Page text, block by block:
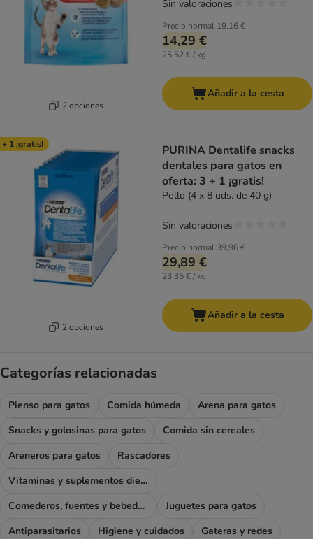
2 opciones
Precio normal 19,16 €
14,29 €
25,52 € / kg
Sin valoraciones
Añadir a la cesta
+ 1 ¡gratis!
2 opciones
PURINA Dentalife snacks
dentales para gatos en
oferta: 3 + 1 ¡gratis!
Pollo (4 x 8 uds. de 40 g)
Precio normal 39,96 €
29,89 €
23,35 € / kg
Sin valoraciones
Añadir a la cesta
Categorías relacionadas
Pienso para gatos Comida húmeda
Arena para gatos
Snacks y golosinas para gatos
Comida sin cereales
Areneros para gatos
Rascadores
Vitaminas y suplementos dietéticos
Comederos, fuentes y bebederos
Juguetes para gatos
Antiparasitarios
Higiene y cuidados
Gateras y redes